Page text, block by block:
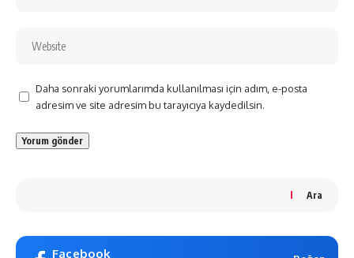
Daha sonraki yorumlarımda kullanılması için adım, e-posta
adresim ve site adresim bu tarayıcıya kaydedilsin.
Ara
Facebook